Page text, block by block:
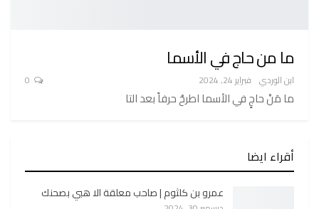
ما من حاج في الأسما
ابن الوردي فبراير 24, 2024
ما مَنْ حاجٍ في الأسما اطرحْ حرفاً بعد التا
أقراء ايضا
عمرو بن كلثوم | صاحب معلقة الا هبي بصحنك